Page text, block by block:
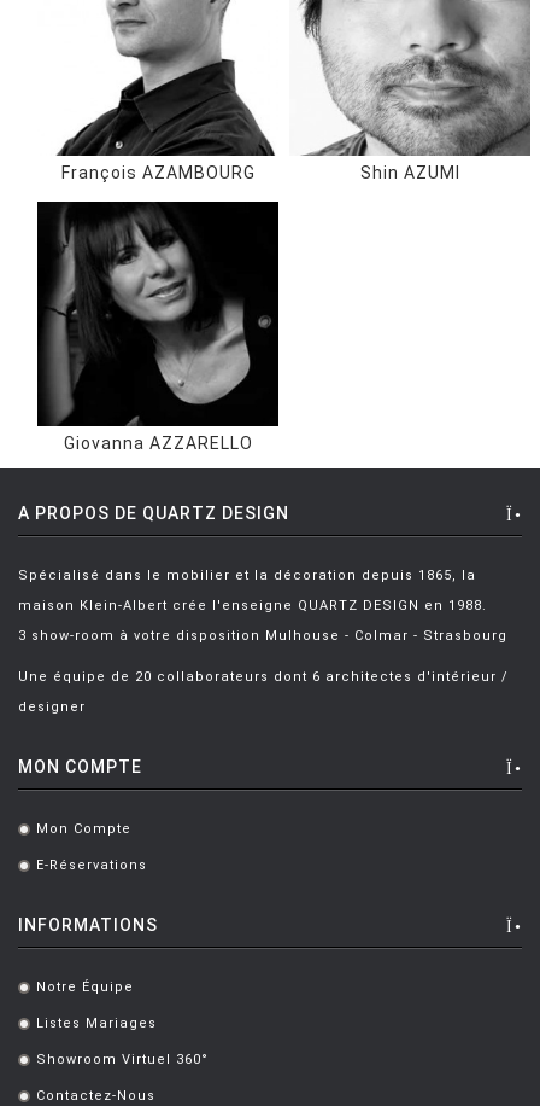
François AZAMBOURG Shin AZUMI
Giovanna AZZARELLO
A PROPOS DE QUARTZ DESIGN
Spécialisé dans le mobilier et la décoration depuis 1865, la
maison Klein-Albert crée l'enseigne QUARTZ DESIGN en 1988.
3 show-room à votre disposition Mulhouse - Colmar - Strasbourg
Une équipe de 20 collaborateurs dont 6 architectes d'intérieur /
designer
MON COMPTE
. Mon Compte
. E-Réservations
INFORMATIONS
. Notre Équipe
. Listes Mariages
. Showroom Virtuel 360°
Contactez-Nous